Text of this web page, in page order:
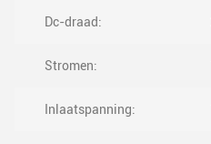
Dc-draad:
Stromen:
Inlaatspanning: